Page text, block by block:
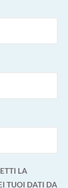
LA
TUOI DATI DA